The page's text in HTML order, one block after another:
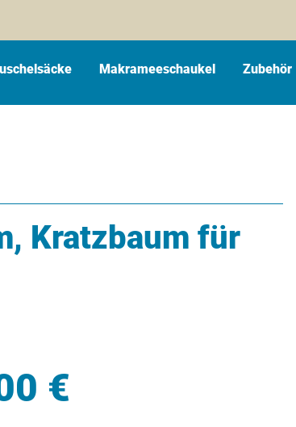
Makrameeschaukel Zubehör
Kratzbaum für
€